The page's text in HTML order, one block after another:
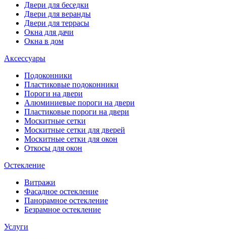
Двери для беседки
Двери для веранды
Двери для террасы
Окна для дачи
Окна в дом
Аксессуары
Подоконники
Пластиковые подоконники
Пороги на двери
Алюминиевые пороги на двери
Пластиковые пороги на двери
Москитные сетки
Москитные сетки для дверей
Москитные сетки для окон
Откосы для окон
Остекление
Витражи
Фасадное остекление
Панорамное остекление
Безрамное остекление
Услуги